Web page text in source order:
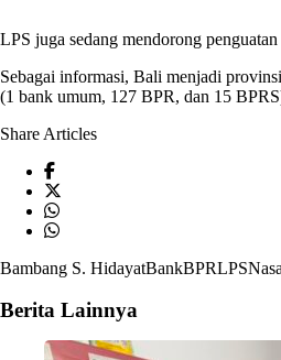
LPS juga sedang mendorong
Sebagai informasi, Bali menjadi
(1 bank umum, 127 BPR, dan 15
Share Articles
Bambang S. HidayatBankBPRLPS
Berita Lainnya